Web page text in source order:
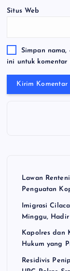
Situs Web
Simpan
ini untuk komentar
Lawan
Penguatan
Imigrasi
Minggu,
Kapolres dan
Hukum yang
Residivis